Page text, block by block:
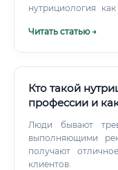
нутрициология
медицинских вузах
диетологии и
базовым
Читать статью →
Кто такой
профессии и
Люди бывают
выполняющими
получают
клиентов.